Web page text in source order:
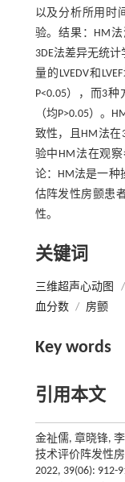
以及分析所用时
验。结果：HM法
3DE法差异无统计
量的LVEDV和
P<0.05），而3
（均P>0.05）。
致性，且HM法
验中HM法在观
论：HM法是一种
估阵发性房颤患
性。
关键词
三维超声心动图 /
血分数 / 房颤
Key words
引用本文
金祉儒, 章晓锋,
技术评价阵发性
2022, 39(06): 912-